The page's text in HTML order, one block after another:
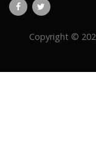
Copyright ©